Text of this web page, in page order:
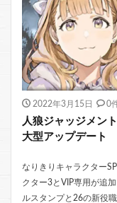
2022年3月15日 0
人狼ジャッジメン
大型アップデート
なりきりキャラクター
クター3とVIP専用が追
ルスタンプと26の新役